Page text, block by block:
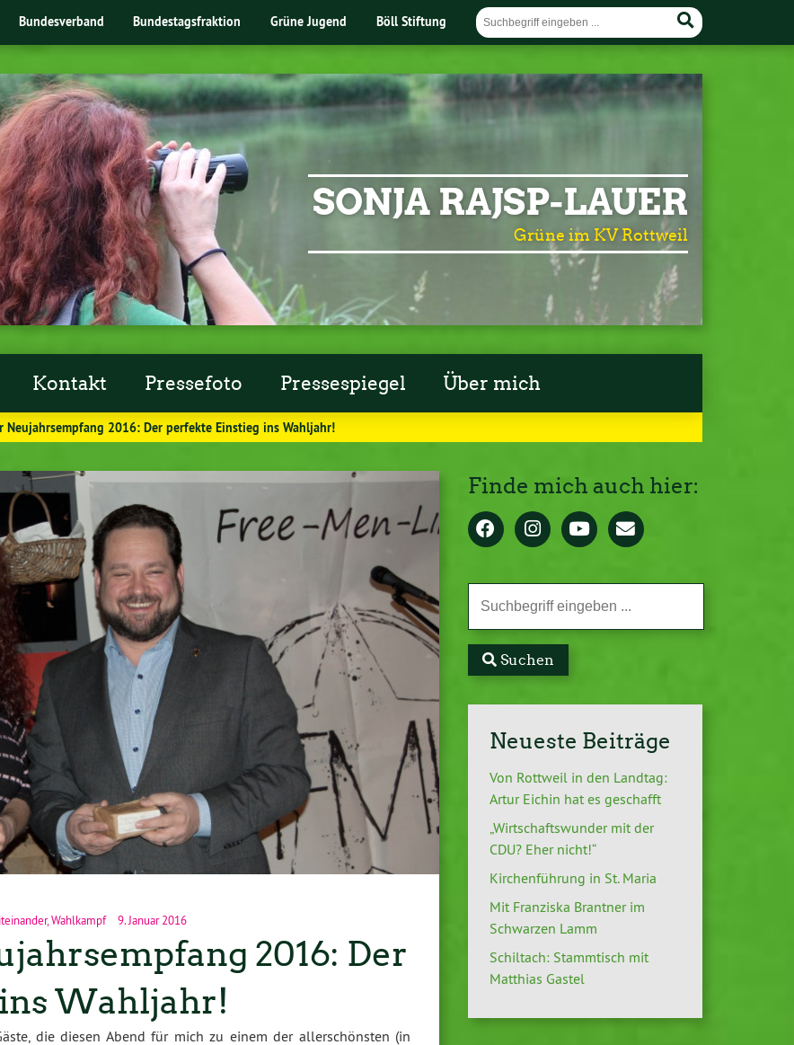
Bundesverband Bundestagsfraktion Grüne Jugend Böll Stiftung
SONJA RAJSP-LAUER
Grüne im KV Rottweil
Kontakt Pressefoto Pressespiegel Über mich
Neujahrsempfang 2016: Der perfekte Einstieg ins Wahljahr!
,Wahlkampf 9. Januar 2016
2016: Der
Wahljahr!
die diesen Abend für mich zu einem der allerschönsten (in
Finde mich auch hier:
Suchen
Neueste Beiträge
Von Rottweil in den Landtag:
Artur Eichin hat es geschafft
„Wirtschaftswunder mit der
CDU? Eher nicht!“
Kirchenführung in St. Maria
Mit Franziska Brantner im
Schwarzen Lamm
Schiltach: Stammtisch mit
Matthias Gastel